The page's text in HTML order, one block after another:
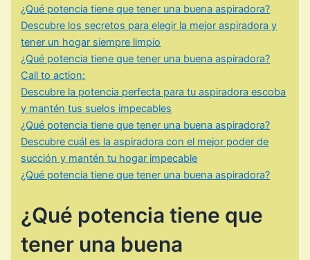
¿Qué potencia tiene que tener una buena aspiradora?
Descubre los secretos para elegir la mejor aspiradora y
tener un hogar siempre limpio
¿Qué potencia tiene que tener una buena aspiradora?
Call to action:
Descubre la potencia perfecta para tu aspiradora escoba
y mantén tus suelos impecables
¿Qué potencia tiene que tener una buena aspiradora?
Descubre cuál es la aspiradora con el mejor poder de
succión y mantén tu hogar impecable
¿Qué potencia tiene que tener una buena aspiradora?
¿Qué potencia tiene que
tener una buena